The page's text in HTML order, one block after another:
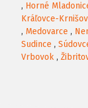
, Horné
Kráľovce-Krnišov
, Medovarce ,
Sudince ,
Vrbovok ,